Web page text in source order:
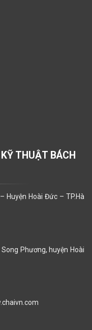
THUẬT BÁCH
Huyện Hoài Đức – TP.Hà
Phương, huyện Hoài